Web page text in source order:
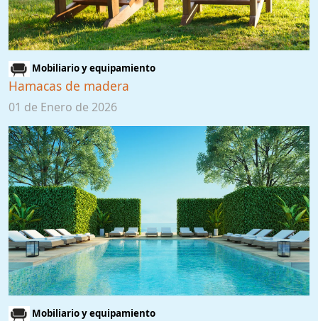
Mobiliario y equipamiento
Hamacas de madera
01 de Enero de 2026
Mobiliario y equipamiento